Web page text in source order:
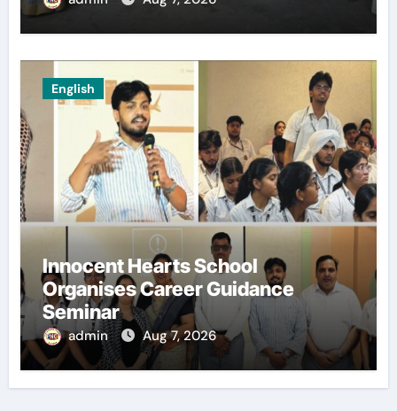
English
Innocent Hearts School
Organises Career Guidance
Seminar
admin Aug 7, 2026